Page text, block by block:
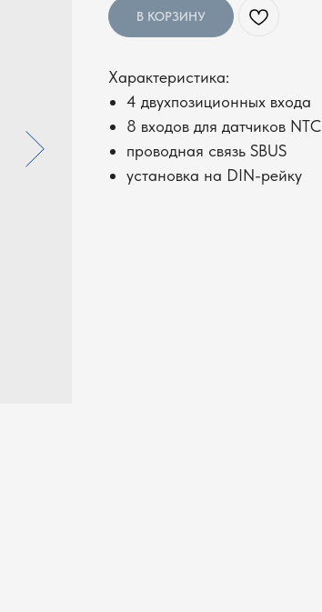
В КОРЗИНУ
Характеристика:
4 двухпозиционных входа
8 входов для датчиков NTC
проводная связь SBUS
установка на DIN-рейку